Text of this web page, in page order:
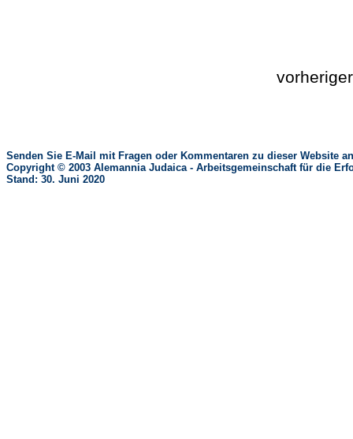
Senden Sie E-Mail mit Fragen oder Kommentaren zu dieser Website
Copyright © 2003 Alemannia Judaica - Arbeitsgemeinschaft für die
Stand: 30. Juni 2020